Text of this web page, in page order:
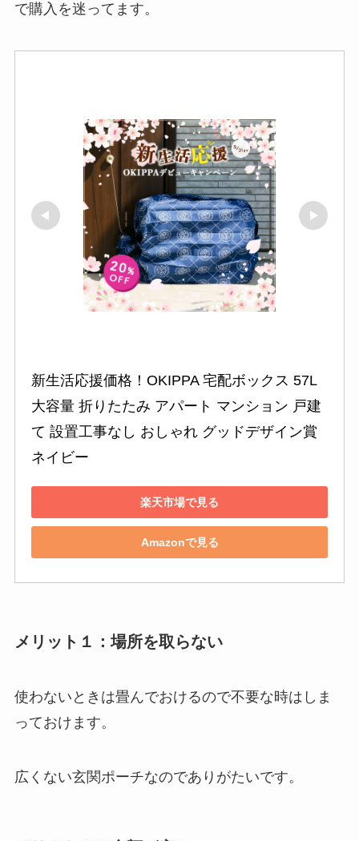
で購入を迷ってます。
新生活応援価格！OKIPPA 宅配ボックス 57L
大容量 折りたたみ アパート マンション 戸建
て 設置工事なし おしゃれ グッドデザイン賞
ネイビー
楽天市場で見る
Amazonで見る
メリット１：場所を取らない
使わないときは畳んでおけるので不要な時はしま
っておけます。
広くない玄関ポーチなのでありがたいです。